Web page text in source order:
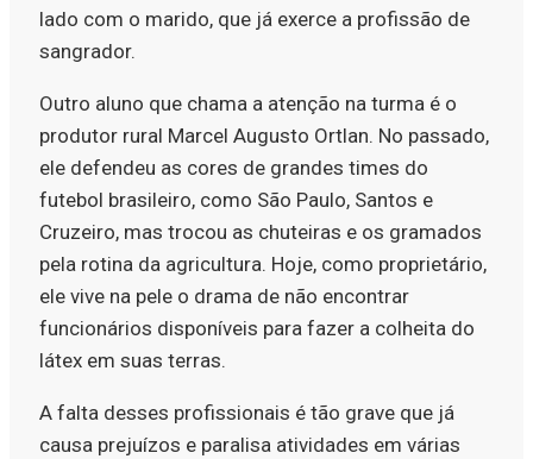
lado com o marido, que já exerce a profissão de
sangrador.
Outro aluno que chama a atenção na turma é o
produtor rural Marcel Augusto Ortlan. No passado,
ele defendeu as cores de grandes times do
futebol brasileiro, como São Paulo, Santos e
Cruzeiro, mas trocou as chuteiras e os gramados
pela rotina da agricultura. Hoje, como proprietário,
ele vive na pele o drama de não encontrar
funcionários disponíveis para fazer a colheita do
látex em suas terras.
A falta desses profissionais é tão grave que já
causa prejuízos e paralisa atividades em várias